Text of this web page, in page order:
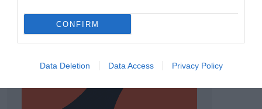
CONFIRM
Data Deletion Data Access Privacy Policy